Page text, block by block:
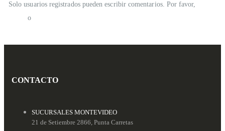
Solo usuarios registrados pueden escribir comentarios. Por favor,
o
CONTACTO
SUCURSALES MONTEVIDEO
21 de Setiembre 2866, Punta Carretas